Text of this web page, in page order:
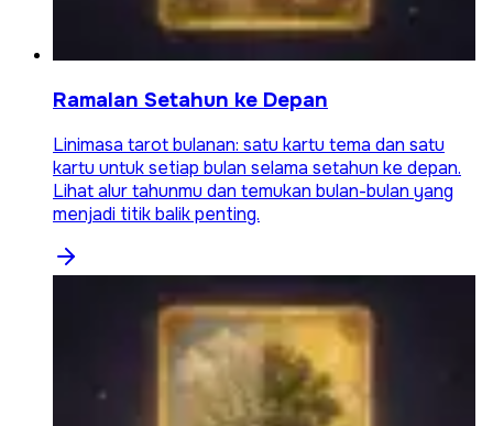
Ramalan Setahun ke Depan
Linimasa tarot bulanan: satu kartu tema dan satu
kartu untuk setiap bulan selama setahun ke depan.
Lihat alur tahunmu dan temukan bulan-bulan yang
menjadi titik balik penting.